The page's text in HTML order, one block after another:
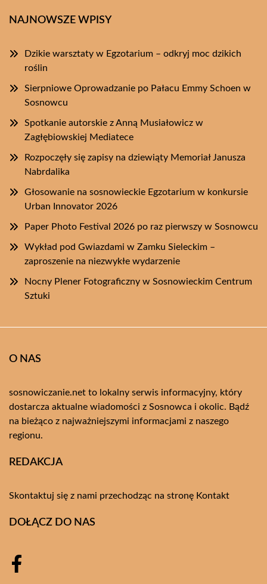
NAJNOWSZE WPISY
Dzikie warsztaty w Egzotarium – odkryj moc dzikich
roślin
Sierpniowe Oprowadzanie po Pałacu Emmy Schoen w
Sosnowcu
Spotkanie autorskie z Anną Musiałowicz w
Zagłębiowskiej Mediatece
Rozpoczęły się zapisy na dziewiąty Memoriał Janusza
Nabrdalika
Głosowanie na sosnowieckie Egzotarium w konkursie
Urban Innovator 2026
Paper Photo Festival 2026 po raz pierwszy w Sosnowcu
Wykład pod Gwiazdami w Zamku Sieleckim –
zaproszenie na niezwykłe wydarzenie
Nocny Plener Fotograficzny w Sosnowieckim Centrum
Sztuki
O NAS
sosnowiczanie.net to lokalny serwis informacyjny, który
dostarcza aktualne wiadomości z Sosnowca i okolic. Bądź
na bieżąco z najważniejszymi informacjami z naszego
regionu.
REDAKCJA
Skontaktuj się z nami przechodząc na stronę Kontakt
DOŁĄCZ DO NAS